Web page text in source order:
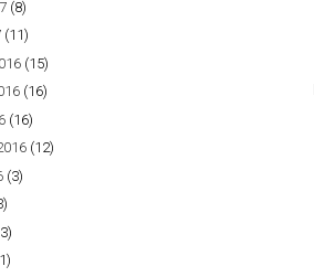
(8)
(11)
(15)
(16)
(16)
(12)
(3)